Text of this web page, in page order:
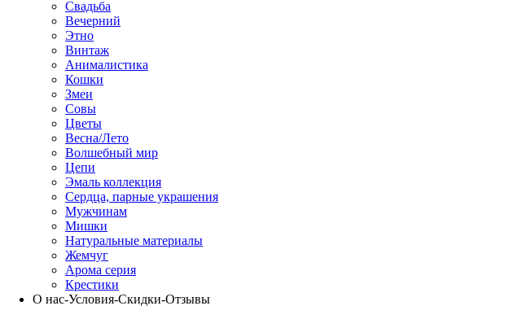
Свадьба
Вечерний
Этно
Винтаж
Анималистика
Кошки
Змеи
Совы
Цветы
Весна/Лето
Волшебный мир
Цепи
Эмаль коллекция
Сердца, парные украшения
Мужчинам
Мишки
Натуральные материалы
Жемчуг
Арома серия
Крестики
О нас-Условия-Скидки-Отзывы